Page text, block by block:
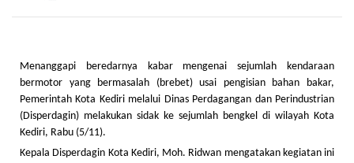
Menanggapi beredarnya kabar mengenai sejumlah kendaraan
bermotor yang bermasalah (brebet) usai pengisian bahan bakar,
Pemerintah Kota Kediri melalui Dinas Perdagangan dan Perindustrian
(Disperdagin) melakukan sidak ke sejumlah bengkel di wilayah Kota
Kediri, Rabu (5/11).
Kepala Disperdagin Kota Kediri, Moh. Ridwan mengatakan kegiatan ini